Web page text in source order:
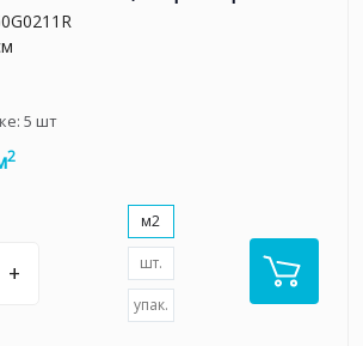
5 шт
2
+
м2
шт.
упак.